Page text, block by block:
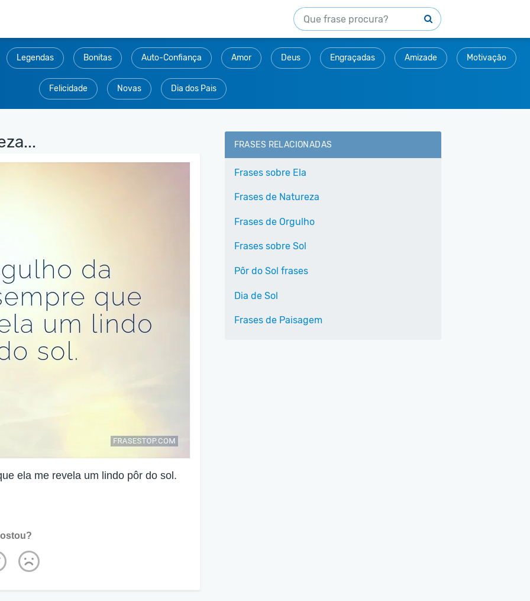
Legendas Bonitas Auto-Confiança Amor Deus Engraçadas Amizade Motivação
Felicidade Novas Dia dos Pais
ela me revela um lindo pôr do sol.
FRASES RELACIONADAS
Frases sobre Ela
Frases de Natureza
Frases de Orgulho
Frases sobre Sol
Pôr do Sol frases
Dia de Sol
Frases de Paisagem